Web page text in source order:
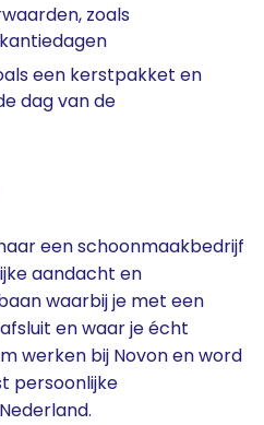
zoals
een kerstpakket en
dag van de
een schoonmaakbedrijf
aandacht en
waarbij je met een
en waar je écht
werken bij Novon en word
persoonlijke